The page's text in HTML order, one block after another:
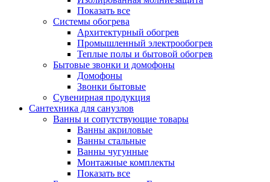
Показать все
Системы обогрева
Архитектурный обогрев
Промышленный электрообогрев
Теплые полы и бытовой обогрев
Бытовые звонки и домофоны
Домофоны
Звонки бытовые
Сувенирная продукция
Сантехника для санузлов
Ванны и сопутствующие товары
Ванны акриловые
Ванны стальные
Ванны чугунные
Монтажные комплекты
Показать все